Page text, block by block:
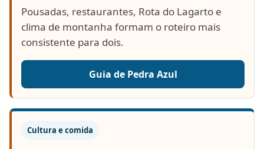
Pousadas, restaurantes, Rota do Lagarto e
clima de montanha formam o roteiro mais
consistente para dois.
Guia de Pedra Azul
Cultura e comida